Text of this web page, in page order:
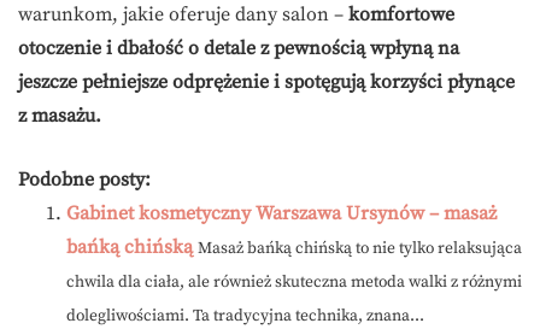
warunkom, jakie oferuje dany salon – komfortowe
otoczenie i dbałość o detale z pewnością wpłyną na
jeszcze pełniejsze odprężenie i spotęgują korzyści płynące
z masażu.
Podobne posty:
Gabinet kosmetyczny Warszawa Ursynów – masaż
bańką chińską Masaż bańką chińską to nie tylko relaksująca
chwila dla ciała, ale również skuteczna metoda walki z różnymi
dolegliwościami. Ta tradycyjna technika, znana...